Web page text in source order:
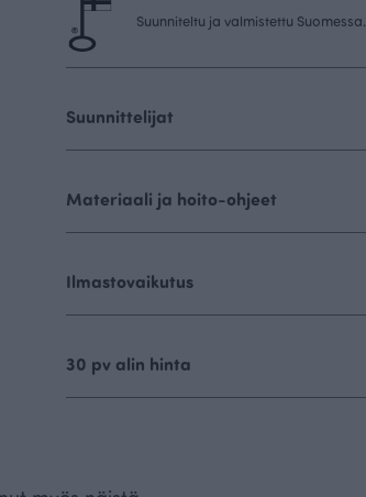
Suunniteltu ja valmistettu Suomessa.
Suunnittelijat
Materiaali ja hoito-ohjeet
Ilmastovaikutus
30 pv alin hinta